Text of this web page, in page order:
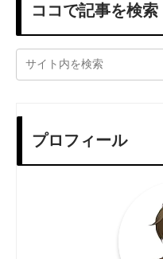
ココで記事を検索
プロフィール